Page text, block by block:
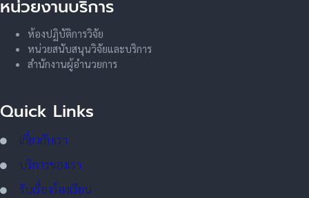
หน่วยงานบริการ
ห้องปฏิบัติการวิจัย
หน่วยสนับสนุนวิจัยและบริการ
สำนักงานผู้อำนวยการ
Quick Links
เกี่ยวกับเรา
บริการของเรา
รับเรื่องร้องเรียน